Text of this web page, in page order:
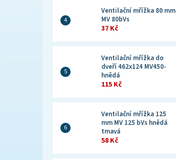
Ventilační mřížka 80 mm
MV 80bVs
37 Kč
Ventilační mřížka do
dveří 462x124 MV450-
hnědá
115 Kč
Ventilační mřížka 125
mm MV 125 bVs hnědá
tmavá
58 Kč